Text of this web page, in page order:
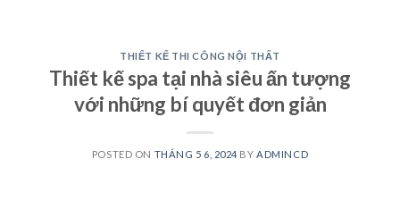
THIẾT KẾ THI CÔNG NỘI THẤT
Thiết kế spa tại nhà siêu ấn tượng
với những bí quyết đơn giản
POSTED ON THÁNG 5 6, 2024 BYADMINCD